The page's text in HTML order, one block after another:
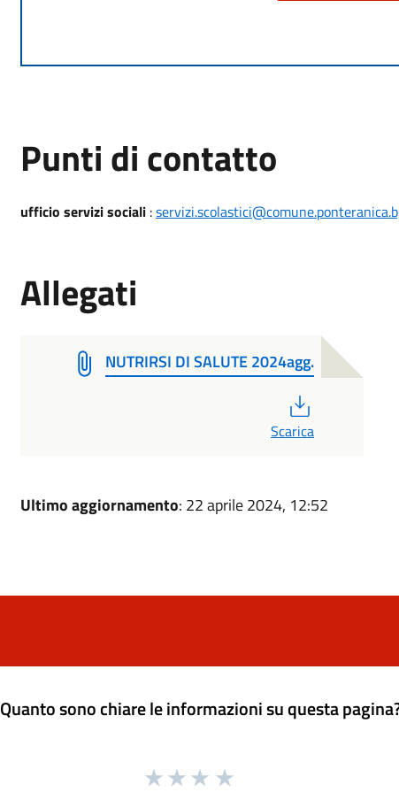
Punti di contatto
ufficio servizi sociali:
Allegati
NUTRIRSI DI SALUTE 2024agg.
Scarica
Ultimo aggiornamento: 22 aprile 2024, 12:52
Quanto sono chiare le informazioni su questa